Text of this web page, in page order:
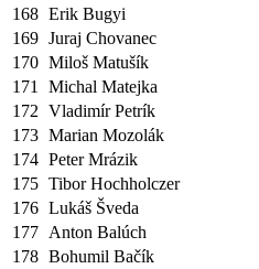
168 Erik Bugyi
169 Juraj Chovanec
170 Miloš Matušík
171
Michal Matejka
172 Vladimír Petrík
173 Marian Mozolák
174 Peter Mrázik
175 Tibor Hochholczer
176 Lukáš Šveda
177 Anton Balúch
178 Bohumil Bačík